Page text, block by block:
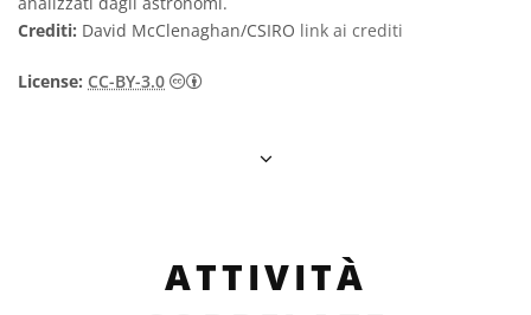
Crediti: David McClenaghan/CSIRO link ai crediti
License: CC-BY-3.0 Creative Commons Attribuzione 3.0
ATTIVITÀ